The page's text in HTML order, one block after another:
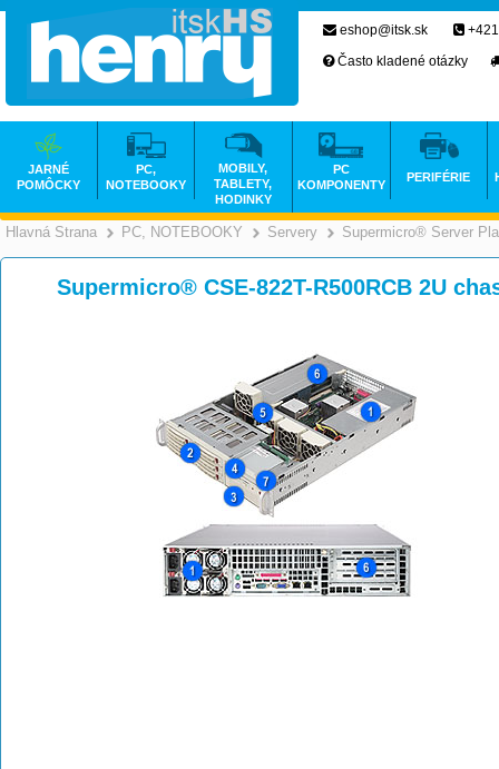
Hlavná Strana >
PC, NOTEBOOKY >
Servery >
Supermicro® Server
Supermicro® CSE-822T-R500RCB 2U
eshop@itsk.sk
Často kladené otázky
JARNÉ
POMÔCKY
PC,
NOTEBOOKY
MOBILY,
TABLETY,
HODINKY
PC
KOMPONENTY
PERIFÉRIE